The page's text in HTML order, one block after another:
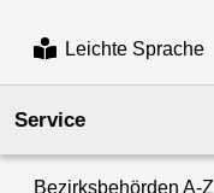
Leichte Sprache
Service
Bezirksbehörden A-Z